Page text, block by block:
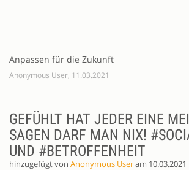
Anpassen für die Zukunft
Anonymous User, 11.03.2021
GEFÜHLT HAT JEDER EINE
SAGEN DARF MAN NIX!
UND #BETROFFENHEIT
hinzugefügt von Anonymous Useram 10.03.2021